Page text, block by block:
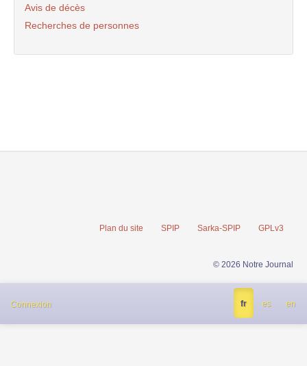
Avis de décès
Recherches de personnes
Plan du site SPIP Sarka-SPIP GPLv3
© 2026 Notre Journal
Connexion fr es en